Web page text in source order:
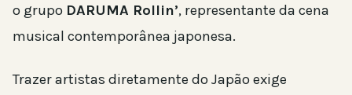
o grupo DARUMA Rollin’, representante da cena
musical contemporânea japonesa.
Trazer artistas diretamente do Japão exige